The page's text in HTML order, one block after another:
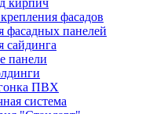
кирпич
фасадов
фасадных панелей
сайдинга
панели
ПВХ
система